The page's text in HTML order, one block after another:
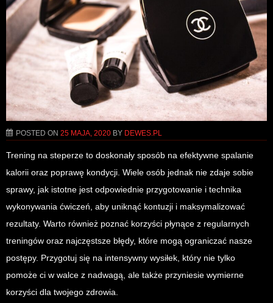
POSTED ON 25 MAJA, 2020 BY DEWES.PL
Trening na steperze to doskonały sposób na efektywne spalanie
kalorii oraz poprawę kondycji. Wiele osób jednak nie zdaje sobie
sprawy, jak istotne jest odpowiednie przygotowanie i technika
wykonywania ćwiczeń, aby uniknąć kontuzji i maksymalizować
rezultaty. Warto również poznać korzyści płynące z regularnych
treningów oraz najczęstsze błędy, które mogą ograniczać nasze
postępy. Przygotuj się na intensywny wysiłek, który nie tylko
pomoże ci w walce z nadwagą, ale także przyniesie wymierne
korzyści dla twojego zdrowia.